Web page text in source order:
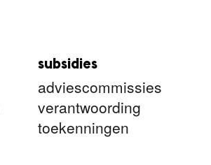
subsidies
adviescommissies
verantwoording
toekenningen